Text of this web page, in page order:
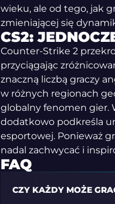
wieku, ale od tego, jak
zmieniającej się
CS2:
Counter-Strike 2
przyciągając
znaczną liczbą graczy
w różnych regionach
globalny fenomen gier.
dodatkowo podkreśla
esportowej. Ponieważ
nadal zachwycać i
FAQ
CZY KAŻDY MOŻE